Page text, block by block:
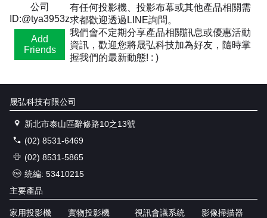
公司
ID:@tya3953z
Add
Friends
有任何投影機、投影布幕或其他產品相關需
求都歡迎透過LINE詢問。
我們會不定期分享產品相關訊息或優惠活動
資訊，歡迎您將晟弘科技加為好友，隨時掌
握我們的最新動態! : )
晟弘科技有限公司
新北市泰山區辭修路10之13號
(02) 8531-6469
(02) 8531-5865
統編: 53410215
主要產品
家用投影機 實物投影機 視訊會議系統 影像掃描器